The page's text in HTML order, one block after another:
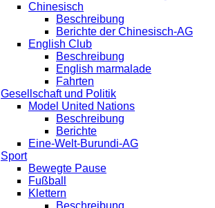
Chinesisch
Beschreibung
Berichte der Chinesisch-AG
English Club
Beschreibung
English marmalade
Fahrten
Gesellschaft und Politik
Model United Nations
Beschreibung
Berichte
Eine-Welt-Burundi-AG
Sport
Bewegte Pause
Fußball
Klettern
Beschreibung